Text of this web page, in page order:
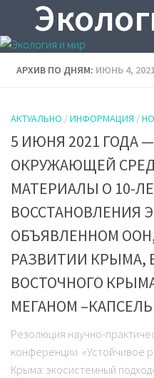
АРХИВ ПО ДНЯМ: ИЮНЬ 4, 2021
АКТУАЛЬНО /ИНФОРМАЦИЯ /
5 ИЮНЯ 2021 ГОДА
ОКРУЖАЮЩЕЙ
МАТЕРИАЛЫ О 10-
ВОССТАНОВЛЕНИЯ
ОБЪЯВЛЕННОМ
РАЗВИТИИ КРЫМА,
ВОСТОЧНОГО
МЕГАНОМ –КАПСЕЛЬ
Резолюция научно-
конференции «Устойчивое
Крыма: экосистемный